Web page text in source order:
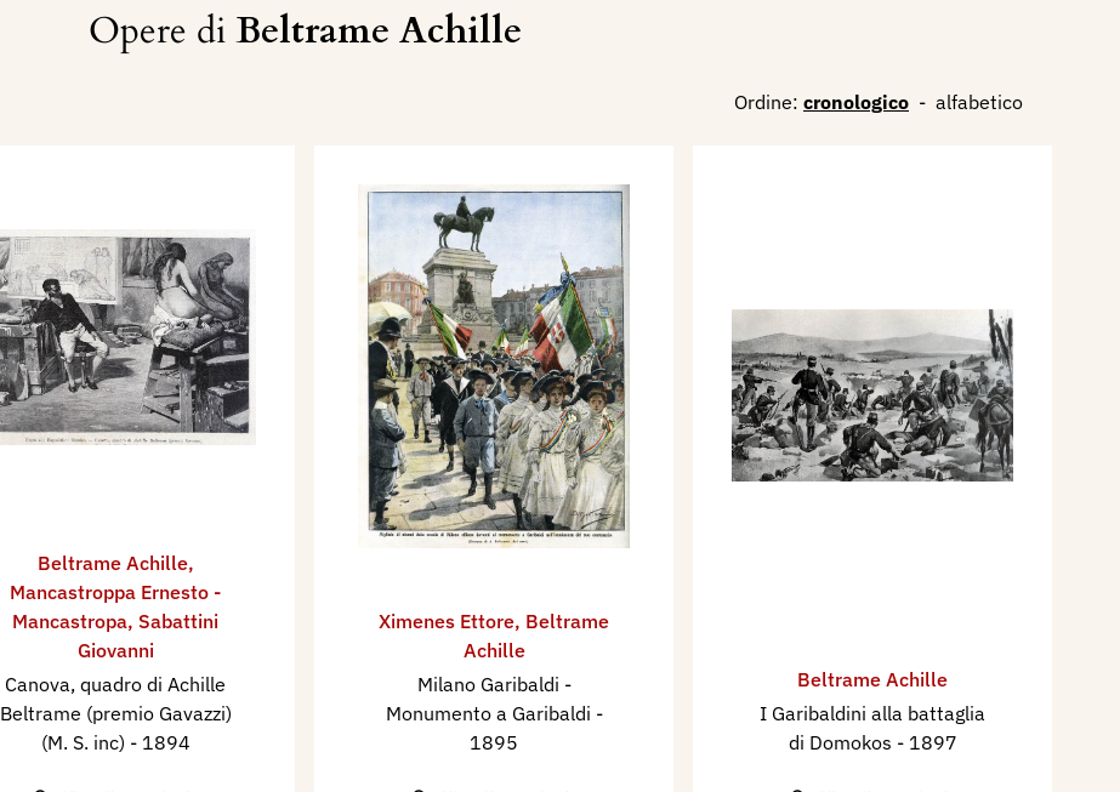
Opere diBeltrame Achille
Ordine: cronologico - alfabetico
Beltrame Achille,
Mancastroppa Ernesto -
Mancastropa, Sabattini
Giovanni
Canova, quadro di Achille
Beltrame (premio Gavazzi)
(M. S. inc) - 1894
Ximenes Ettore, Beltrame
Achille
Milano Garibaldi -
Monumento a Garibaldi -
1895
Beltrame Achille
I Garibaldini alla battaglia
di Domokos - 1897